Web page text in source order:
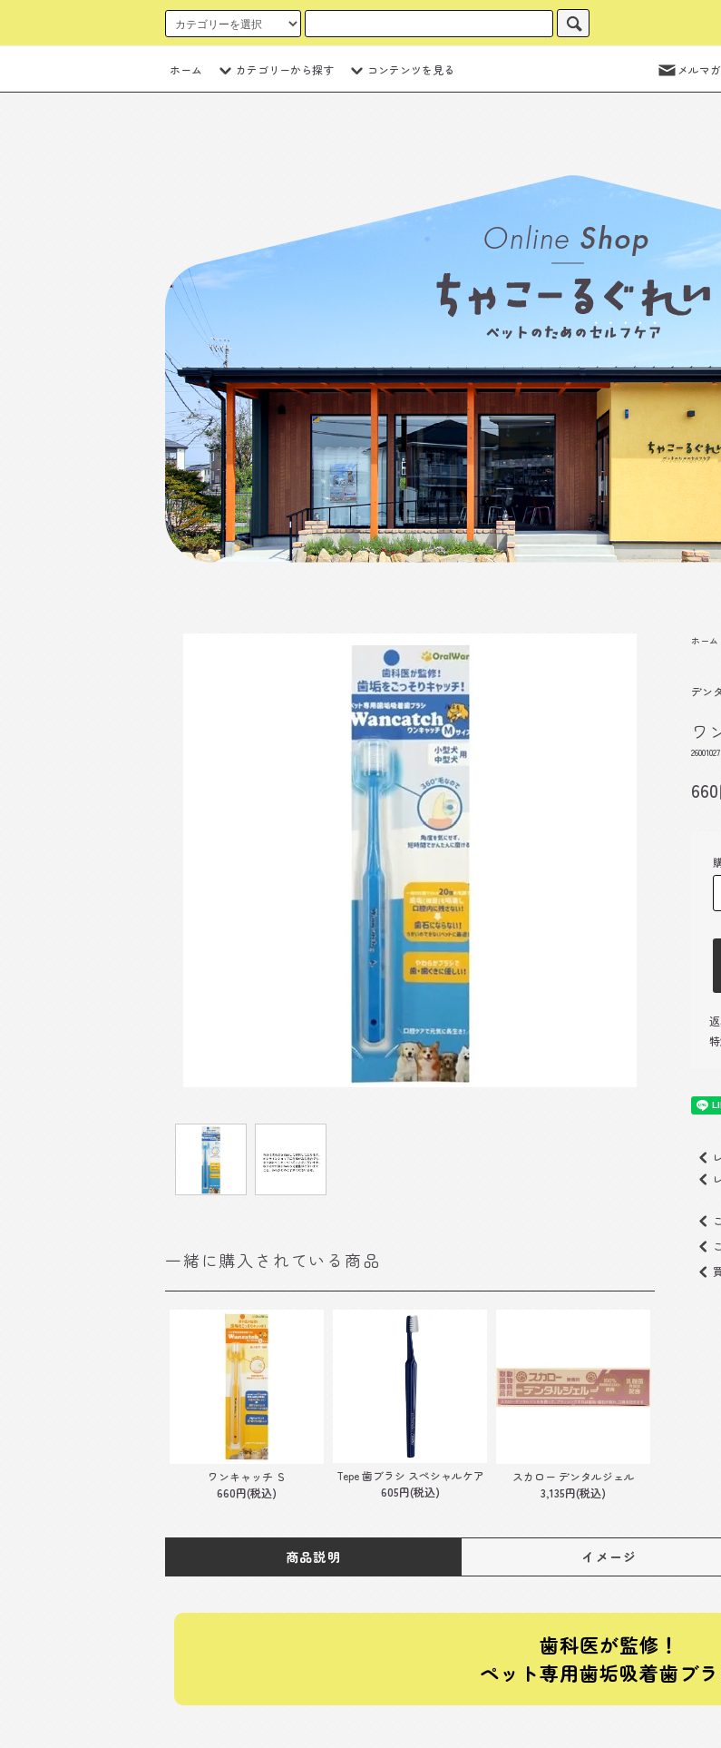
ホーム カテゴリーから探す コンテンツを見る メルマ
一緒に購入されている商品
ワンキャッチ Ｓ
660円(税込)
Tepe 歯ブラシ スペシャルケア
605円(税込)
スカロー デンタルジェル
3,135円(税込)
ホーム
デン
ワ
26001027
商品説明 イメージ
歯科医が監修！
ペット専用歯垢吸着歯ブ